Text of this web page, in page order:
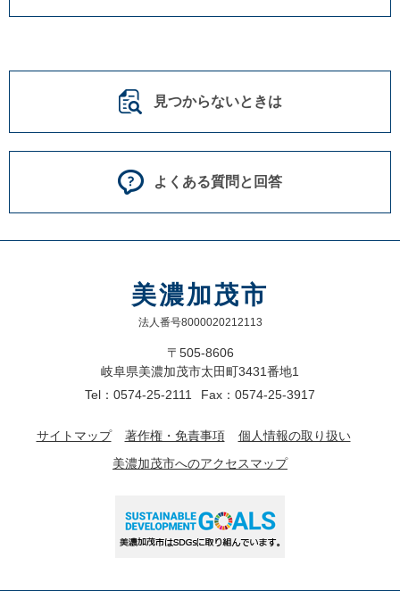
見つからないときは
よくある質問と回答
美濃加茂市
法人番号8000020212113
〒505-8606
岐阜県美濃加茂市太田町3431番地1
Tel：0574-25-2111
Fax：0574-25-3917
サイトマップ 著作権・免責事項
個人情報の取り扱い
美濃加茂市へのアクセスマップ